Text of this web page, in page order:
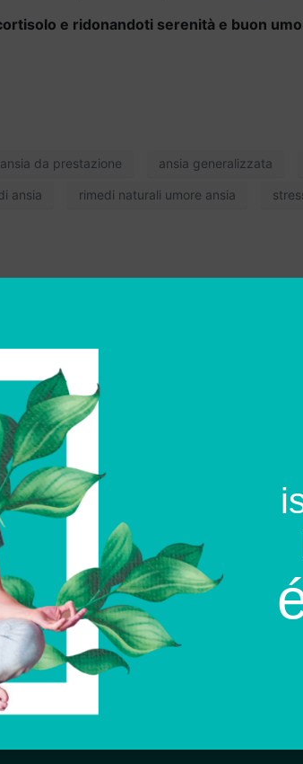
e ridonandoti serenità e buon
ansia da prestazione ansia generalizzata
ansia rimedi naturali umore ansia